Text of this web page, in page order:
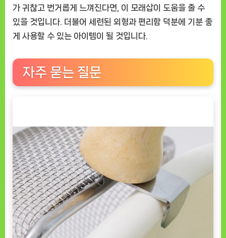
가 귀찮고 번거롭게 느껴진다면, 이 모래삽이 도움을 줄 수
있을 것입니다. 더불어 세련된 외형과 편리함 덕분에 기분 좋
게 사용할 수 있는 아이템이 될 것입니다.
자주 묻는 질문